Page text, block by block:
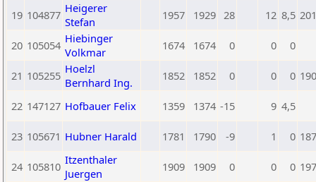
19 104877 Heigerer
Stefan
1957 1929 28 12 8,5
20 105054 Hiebinger
Volkmar
1674 1674 0 0 0
21 105255 Hoelzl
Bernhard Ing.
1852 1852 0 0 0
22 147127 Hofbauer Felix 1359 1374 -15 9 4,5
23 105671 Hubner Harald 1781 1790 -9 1 0
24 105810 Itzenthaler
Juergen
1909 1909 0 0 0